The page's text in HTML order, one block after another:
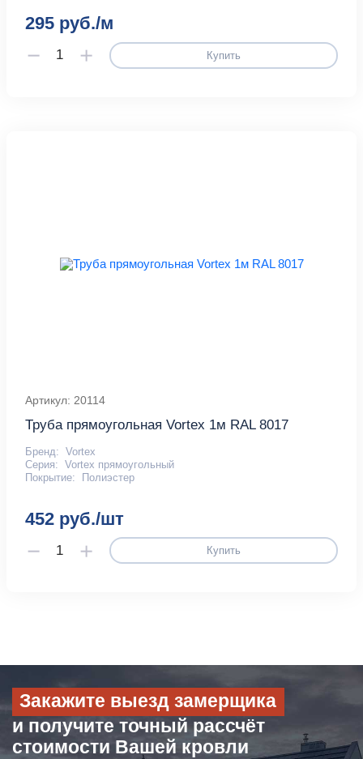
295 руб./м
Купить
Артикул: 20114
Труба прямоугольная Vortex 1м RAL 8017
Бренд: Vortex
Серия: Vortex прямоугольный
Покрытие:
Полиэстер
452 руб./шт
Купить
Закажите выезд замерщика
и получите точный рассчёт
стоимости Вашей кровли